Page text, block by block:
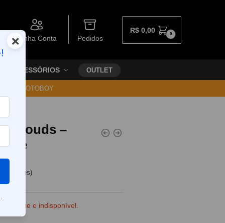
Minha Conta Pedidos
R$ 0,00 0
ACESSÓRIOS OUTLET
VIA MOTOBOY
Clouds –
clientes)
estoque e indisponível.
×